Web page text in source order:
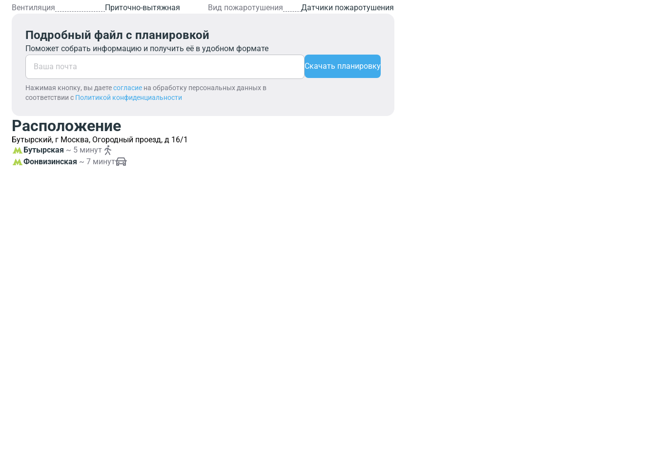
Вентиляция Приточно-вытяжная Вид пожаротушения Датчики пожаротушения
Подробный файл с планировкой
Поможет собрать информацию и получить её в удобном формате
Нажимая кнопку, вы даетесогласие на обработку персональных данных в
соответствии с Политикой конфиденциальности
Скачать планировку
Расположение
Бутырский, г Москва, Огородный проезд, д 16/1
Бутырская ~ 5 минут
Фонвизинская ~ 7 минут